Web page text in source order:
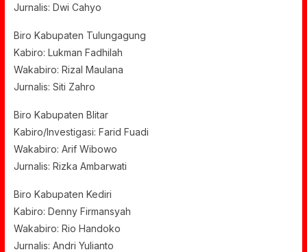
Jurnalis: Dwi Cahyo
Biro Kabupaten Tulungagung
Kabiro: Lukman Fadhilah
Wakabiro: Rizal Maulana
Jurnalis: Siti Zahro
Biro Kabupaten Blitar
Kabiro/Investigasi: Farid Fuadi
Wakabiro: Arif Wibowo
Jurnalis: Rizka Ambarwati
Biro Kabupaten Kediri
Kabiro: Denny Firmansyah
Wakabiro: Rio Handoko
Jurnalis: Andri Yulianto